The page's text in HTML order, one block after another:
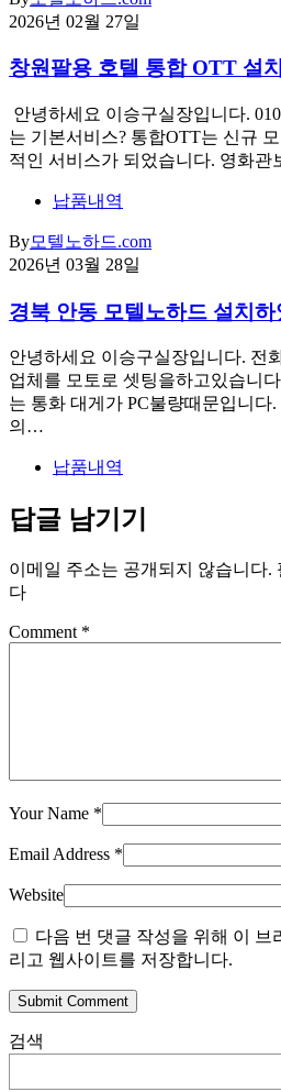
2026년 02월 27일
창원팔용 호텔 통합 OTT 설
안녕하세요 이승구실장입니다.
는 기본서비스? 통합OTT는 신규
적인 서비스가 되었습니다. 영화
납품내역
By모텔노하드.com
2026년 03월 28일
경북 안동 모텔노하드 설치
안녕하세요 이승구실장입니다. 전
업체를 모토로 셋팅을하고있습니
는 통화 대게가 PC불량때문입니다
의…
납품내역
답글 남기기
이메일 주소는 공개되지 않습니다.
다
Comment *
Your Name *
Email Address *
Website
다음 번 댓글 작성을 위해 이 브
리고 웹사이트를 저장합니다.
Submit Comment
검색